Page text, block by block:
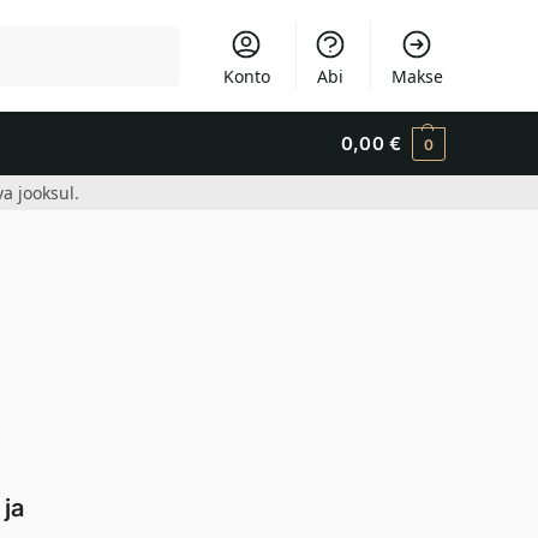
Konto Abi Makse
0,00 € 0
jooksul.